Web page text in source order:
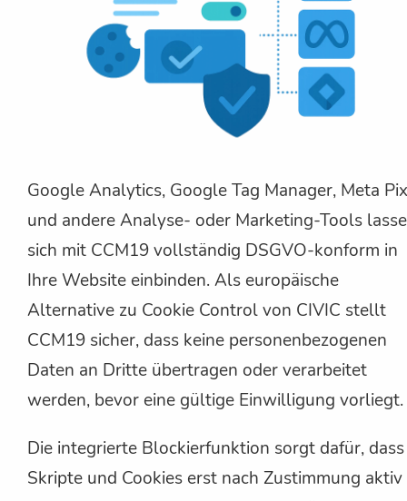
Google Analytics, Google Tag Manager, Meta
und andere Analyse- oder Marketing-Tools
sich mit CCM19 vollständig DSGVO-konform in
Ihre Website einbinden. Als europäische
Alternative zu Cookie Control von CIVIC stellt
CCM19 sicher, dass keine personenbezogenen
Daten an Dritte übertragen oder verarbeitet
werden, bevor eine gültige Einwilligung vorliegt.
Die integrierte Blockierfunktion sorgt dafür, dass
Skripte und Cookies erst nach Zustimmung aktiv